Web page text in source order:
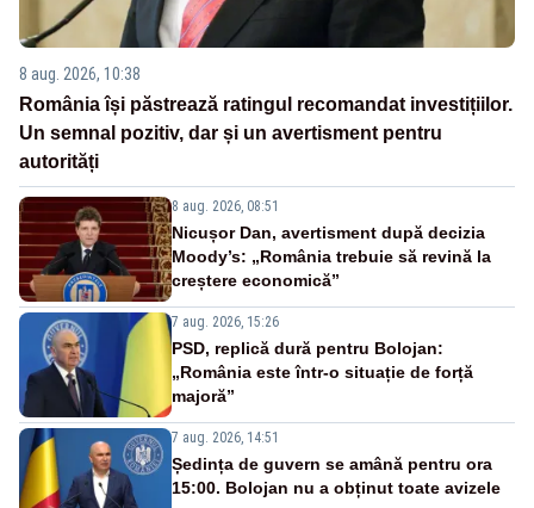
8 aug. 2026, 10:38
România își păstrează ratingul recomandat investițiilor.
Un semnal pozitiv, dar și un avertisment pentru
autorități
8 aug. 2026, 08:51
Nicușor Dan, avertisment după decizia
Moody’s: „România trebuie să revină la
creștere economică”
7 aug. 2026, 15:26
PSD, replică dură pentru Bolojan:
„România este într-o situație de forță
majoră”
7 aug. 2026, 14:51
Ședința de guvern se amână pentru ora
15:00. Bolojan nu a obținut toate avizele